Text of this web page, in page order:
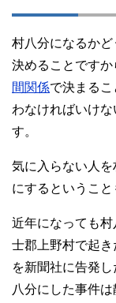
村八分になるか
決めることです
間関係で決まる
わなければいけ
す。
気に入らない人
にするということ
近年になっても
士郡上野村で起
を新聞社に告発
八分にした事件